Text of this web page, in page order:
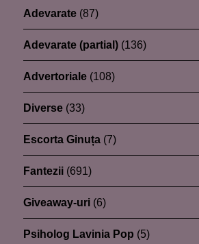
Adevarate (87)
Adevarate (partial) (136)
Advertoriale (108)
Diverse (33)
Escorta Ginuța (7)
Fantezii (691)
Giveaway-uri (6)
Psiholog Lavinia Pop (5)